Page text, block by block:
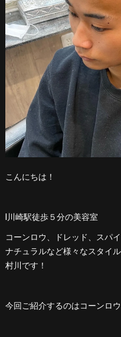
こんにちは！
l川崎駅徒歩５分の美容室
コーンロウ、ドレッド、スパ
ナチュラルなど様々なスタイル
村川です！
今回ご紹介するのはコーンロ